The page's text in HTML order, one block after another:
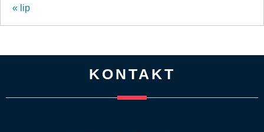
« lip
KONTAKT